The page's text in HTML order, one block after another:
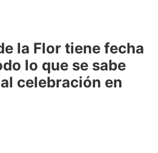
la Flor tiene fecha
lo que se sabe
celebración en